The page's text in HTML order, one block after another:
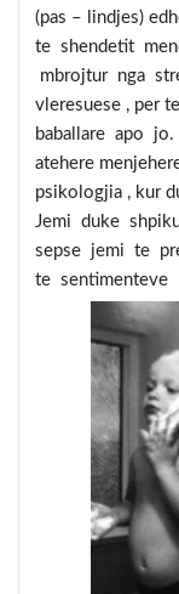
(pas – lindjes)
te shendetit
mbrojtur nga
vleresuese , per
baballare apo
atehere
psikologjia , kur
Jemi duke
sepse jemi te
te sentimenteve